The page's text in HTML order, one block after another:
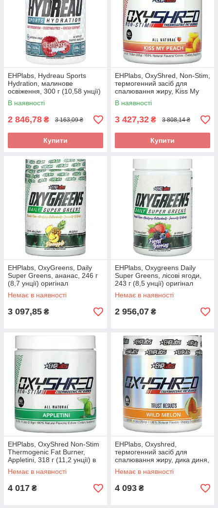
EHPlabs, Hydreau Sports
Hydration, малинове
освіження, 300 г (10,58 унції)
В наявності
2 846,78 ₴ 3 163,09 ₴
Купити
EHPlabs, OxyShred, Non-Stim,
термогенний засіб для
спалювання жиру, Kiss My
Peach, 306 г (10,8 унції)
В наявності
3 427,32 ₴ 3 808,14 ₴
Купити
EHPlabs, OxyGreens, Daily
Super Greens, ананас, 246 г
(8,7 унції) оригінал
Немає в наявності
3 097,85 ₴
EHPlabs, Oxygreens Daily
Super Greens, лісові ягоди,
243 г (8,5 унції) оригінал
Немає в наявності
2 956,07 ₴
EHPlabs, OxyShred Non-Stim
Thermogenic Fat Burner,
Appletini, 318 г (11,2 унції) в
Україні оригінал
Немає в наявності
4 017 ₴
EHPlabs, Oxyshred,
термогенний засіб для
спалювання жиру, дика диня,
264 г (9,3 унції) оригінал
Немає в наявності
4 093 ₴